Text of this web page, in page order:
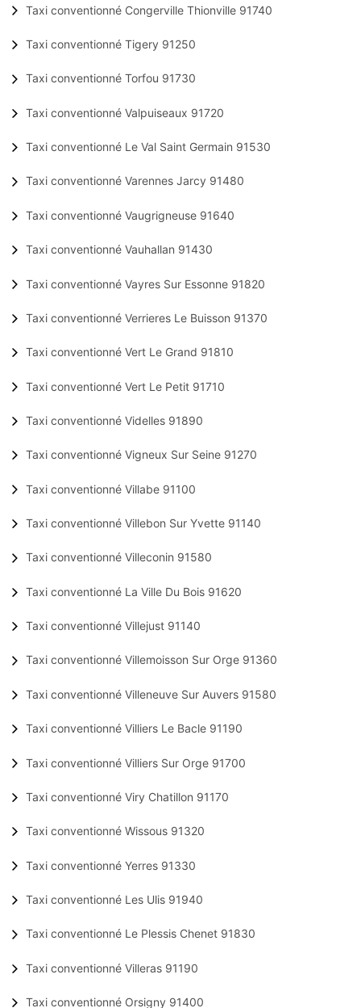
Taxi conventionné Congerville Thionville 91740
Taxi conventionné Tigery 91250
Taxi conventionné Torfou 91730
Taxi conventionné Valpuiseaux 91720
Taxi conventionné Le Val Saint Germain 91530
Taxi conventionné Varennes Jarcy 91480
Taxi conventionné Vaugrigneuse 91640
Taxi conventionné Vauhallan 91430
Taxi conventionné Vayres Sur Essonne 91820
Taxi conventionné Verrieres Le Buisson 91370
Taxi conventionné Vert Le Grand 91810
Taxi conventionné Vert Le Petit 91710
Taxi conventionné Videlles 91890
Taxi conventionné Vigneux Sur Seine 91270
Taxi conventionné Villabe 91100
Taxi conventionné Villebon Sur Yvette 91140
Taxi conventionné Villeconin 91580
Taxi conventionné La Ville Du Bois 91620
Taxi conventionné Villejust 91140
Taxi conventionné Villemoisson Sur Orge 91360
Taxi conventionné Villeneuve Sur Auvers 91580
Taxi conventionné Villiers Le Bacle 91190
Taxi conventionné Villiers Sur Orge 91700
Taxi conventionné Viry Chatillon 91170
Taxi conventionné Wissous 91320
Taxi conventionné Yerres 91330
Taxi conventionné Les Ulis 91940
Taxi conventionné Le Plessis Chenet 91830
Taxi conventionné Villeras 91190
Taxi conventionné Orsigny 91400